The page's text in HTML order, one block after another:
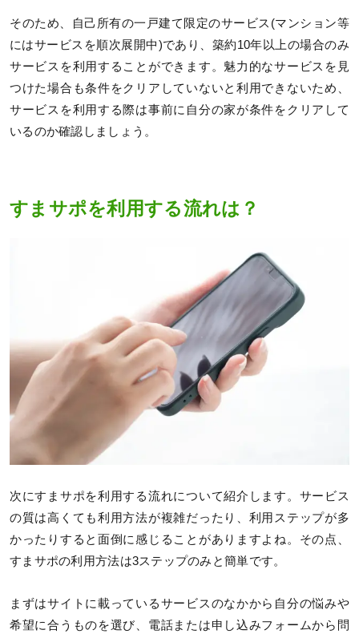
そのため、自己所有の一戸建て限定のサービス(マンション等
にはサービスを順次展開中)であり、築約10年以上の場合のみ
サービスを利用することができます。魅力的なサービスを見
つけた場合も条件をクリアしていないと利用できないため、
サービスを利用する際は事前に自分の家が条件をクリアして
いるのか確認しましょう。
すまサポを利用する流れは？
次にすまサポを利用する流れについて紹介します。サービス
の質は高くても利用方法が複雑だったり、利用ステップが多
かったりすると面倒に感じることがありますよね。その点、
すまサポの利用方法は3ステップのみと簡単です。
まずはサイトに載っているサービスのなかから自分の悩みや
希望に合うものを選び、電話または申し込みフォームから問